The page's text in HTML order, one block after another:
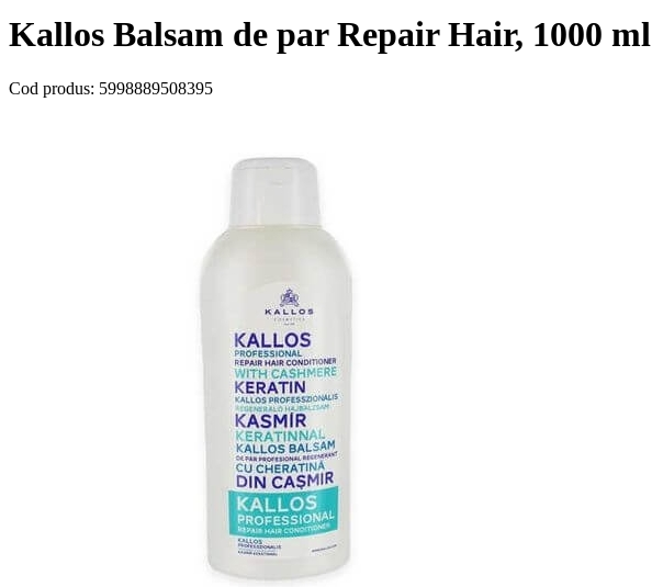
Kallos Balsam de par Repair Hair, 1000 ml
Cod produs: 5998889508395